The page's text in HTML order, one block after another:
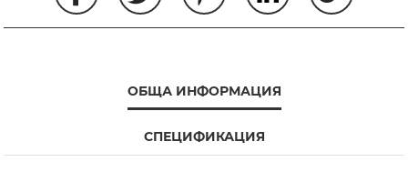
ОБЩА ИНФОРМАЦИЯ
СПЕЦИФИКАЦИЯ